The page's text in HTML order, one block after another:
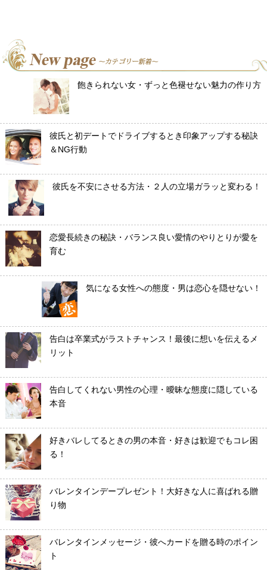
飽きられない女・ずっと色褪せない魅力の作り方
彼氏と初デートでドライブするとき印象アップする秘訣
＆NG行動
彼氏を不安にさせる方法・２人の立場ガラッと変わる！
恋愛長続きの秘訣・バランス良い愛情のやりとりが愛を
育む
気になる女性への態度・男は恋心を隠せない！
告白は卒業式がラストチャンス！最後に想いを伝えるメ
リット
告白してくれない男性の心理・曖昧な態度に隠している
本音
好きバレしてるときの男の本音・好きは歓迎でもコレ困
る！
バレンタインデープレゼント！大好きな人に喜ばれる贈
り物
バレンタインメッセージ・彼へカードを贈る時のポイン
ト